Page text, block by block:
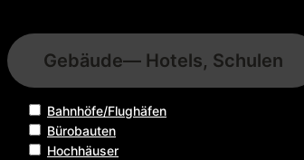
Gebäude— Hotels, Schulen
Bahnhöfe/Flughäfen
Bürobauten
Hochhäuser